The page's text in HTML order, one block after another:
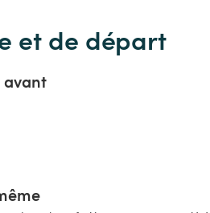
et de départ
avant